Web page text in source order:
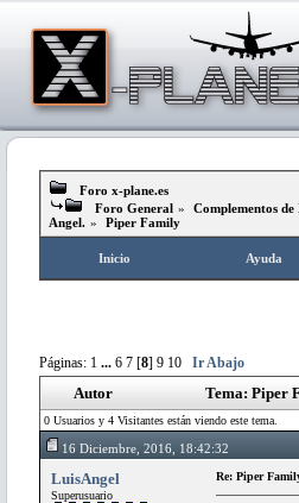
Foro x-plane.es
Foro General » Complementos
Angel. » Piper Family
Inicio Ayuda
Páginas: 1 ... 6 7 [8] 9 10 Ir Abajo
Autor Tema: Piper
0 Usuarios y 4 Visitantes están viendo este tema.
16 Diciembre, 2016, 18:42:32
LuisAngel
Superusuario
Re: Piper